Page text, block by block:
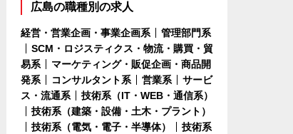
広島の職種別の求人
経営・営業企画・事業企画系
管理部門系
SCM・ロジスティクス・物流・購買・貿
易系
マーケティング・販促企画・商品開
発系
コンサルタント系 営業系
サービ
ス・流通系
技術系（IT・WEB・通信系）
技術系（建築・設備・土木・プラント）
技術系（電気・電子・半導体）
技術系